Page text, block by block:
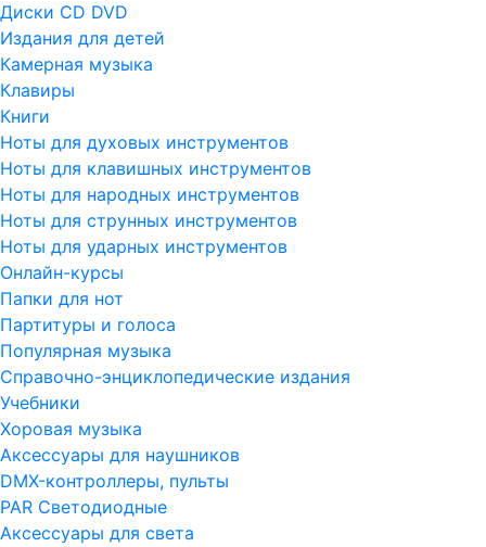
Диски CD DVD
Издания для детей
Камерная музыка
Клавиры
Книги
Ноты для духовых инструментов
Ноты для клавишных инструментов
Ноты для народных инструментов
Ноты для струнных инструментов
Ноты для ударных инструментов
Онлайн-курсы
Папки для нот
Партитуры и голоса
Популярная музыка
Справочно-энциклопедические издания
Учебники
Хоровая музыка
Аксессуары для наушников
DMX-контроллеры, пульты
PAR Светодиодные
Аксессуары для света